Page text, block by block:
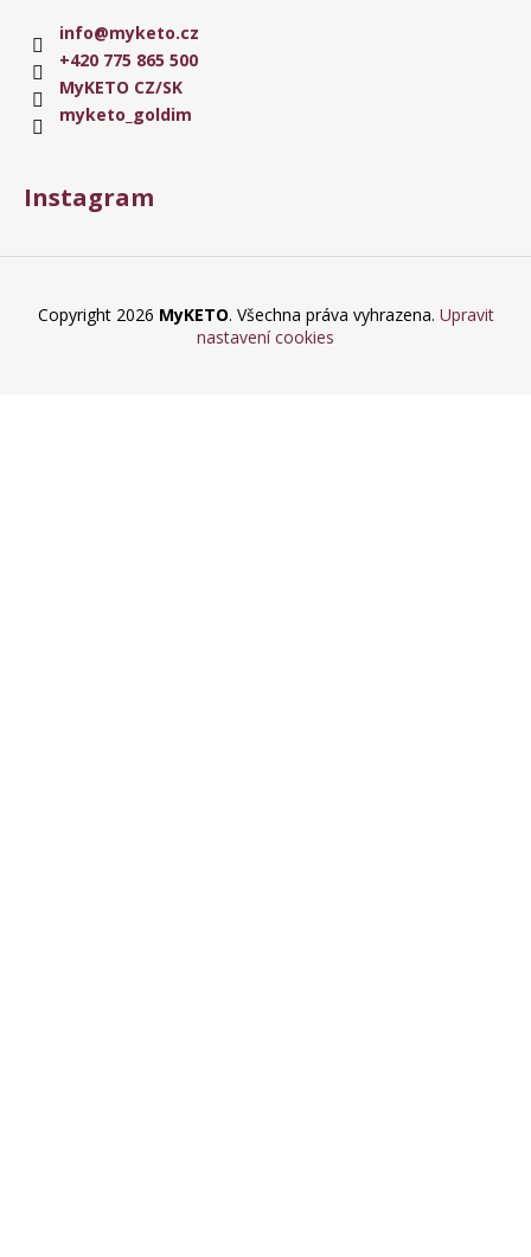
info@myketo.cz
+420 775 865 500
MyKETO CZ/SK
myketo_goldim
Instagram
Copyright 2026 MyKETO. Všechna práva vyhrazena. Upravit
nastavení cookies